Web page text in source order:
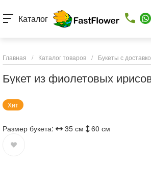
Каталог
Главная / Каталог товаров / Букеты с
Букет из фиолетовых
Хит
Размер букета: 35 см 60 см